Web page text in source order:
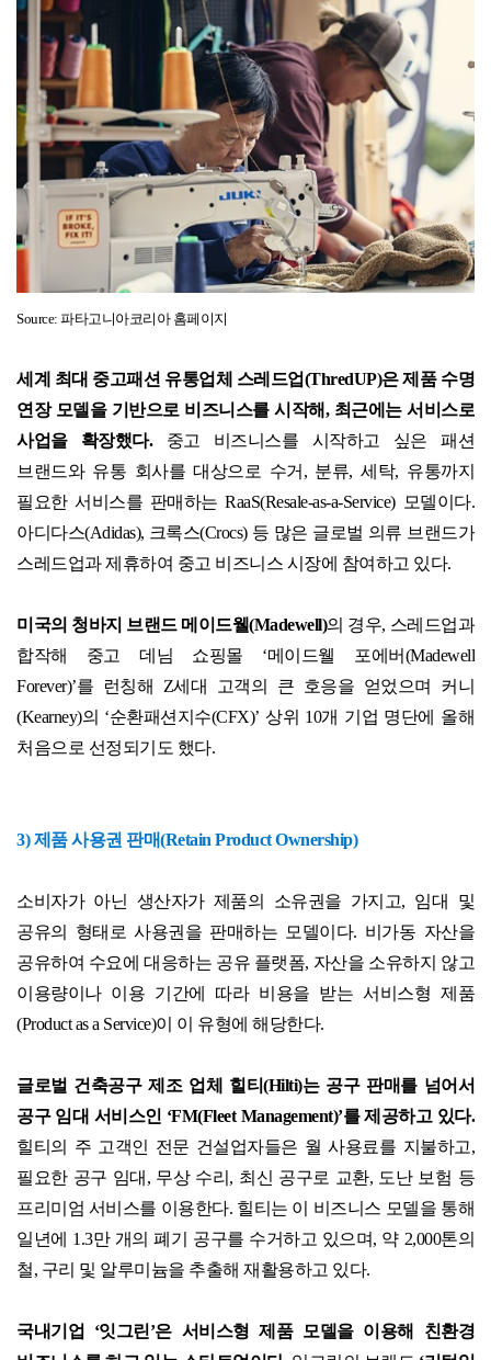
Source: 파타고니아코리아 홈페이지
세계 최대 중고패션 유통업체 스레드업(ThredUP)은 제품 수명
연장 모델을 기반으로 비즈니스를 시작해, 최근에는 서비스로
사업을 확장했다.
중고 비즈니스를 시작하고 싶은 패션
브랜드와 유통 회사를 대상으로 수거 , 분류,세탁, 유통까지
필요한 서비스를 판매하는 RaaS(Resale-as-a-Service) 모델이다.
아디다스(Adidas), 크록스(Crocs) 등 많은 글로벌 의류 브랜드가
스레드업과 제휴하여 중고 비즈니스 시장에 참여하고 있다.
미국의 청바지 브랜드 메이드웰(Madewell)의 경우, 스레드업과
합작해 중고 데님 쇼핑몰 ‘메이드웰 포에버(Madewell
Forever)’를 런칭해 Z세대 고객의 큰 호응을 얻었으며 커니
(Kearney)의 ‘순환패션지수(CFX)’ 상위 10개 기업 명단에 올해
처음으로 선정되기도 했다.
3)제품 사용권 판매(Retain Product Ownership)
소비자가 아닌 생산자가 제품의 소유권을 가지고, 임대 및
공유의 형태로 사용권을 판매하는 모델이다. 비가동 자산을
공유하여 수요에 대응하는 공유 플랫폼, 자산을 소유하지 않고
이용량이나 이용 기간에 따라 비용을 받는 서비스형 제품
(Product as a Service)이 이 유형에 해당한다.
글로벌 건축공구 제조 업체 힐티(Hilti)는 공구 판매를 넘어서
공구 임대 서비스인 ‘FM(Fleet Management)’를 제공하고 있다.
힐티의 주 고객인 전문 건설업자들은 월 사용료를 지불하고,
필요한 공구 임대 , 무상 수리 , 최신 공구로 교환, 도난 보험 등
프리미엄 서비스를 이용한다. 힐티는 이 비즈니스 모델을 통해
일년에 1.3만 개의 폐기 공구를 수거하고 있으며, 약2,000톤의
철, 구리 및 알루미늄을 추출해 재활용하고 있다.
국내기업 ‘잇그린’은 서비스형 제품 모델을 이용해 친환경